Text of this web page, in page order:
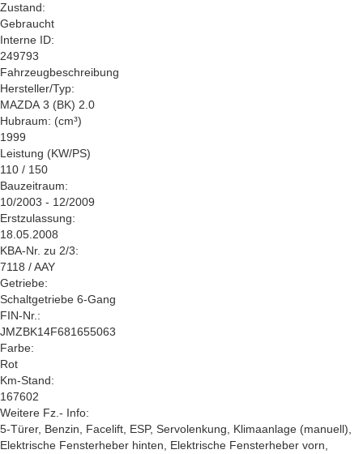
Zustand:
Gebraucht
Interne ID:
249793
Fahrzeugbeschreibung
Hersteller/Typ:
MAZDA 3 (BK) 2.0
Hubraum: (cm³)
1999
Leistung (KW/PS)
110 / 150
Bauzeitraum:
10/2003 - 12/2009
Erstzulassung:
18.05.2008
KBA-Nr. zu 2/3:
7118 / AAY
Getriebe:
Schaltgetriebe 6-Gang
FIN-Nr.:
JMZBK14F681655063
Farbe:
Rot
Km-Stand:
167602
Weitere Fz.- Info:
5-Türer, Benzin, Facelift, ESP, Servolenkung, Klimaanlage (manuell),
Elektrische Fensterheber hinten, Elektrische Fensterheber vorn,